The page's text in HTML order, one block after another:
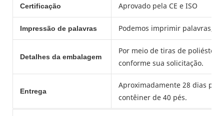
Certificação Aprovado pela CE e ISO
Impressão de palavras Podemos imprimir palavras,
Detalhes da embalagem
Por meio de tiras de poliéster
conforme sua solicitação.
Entrega
Aproximadamente 28 dias
contêiner de 40 pés.